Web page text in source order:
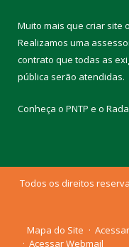
Muito mais que criar site
Realizamos uma
contrato que todas as
pública serão atendidas.
Conheça o PNTP e o
Todos os direitos
Mapa do Site
Acessar Webmail